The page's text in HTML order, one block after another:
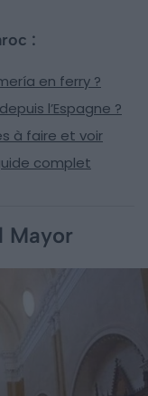
:
en ferry ?
l’Espagne ?
à faire et voir
complet
Mayor